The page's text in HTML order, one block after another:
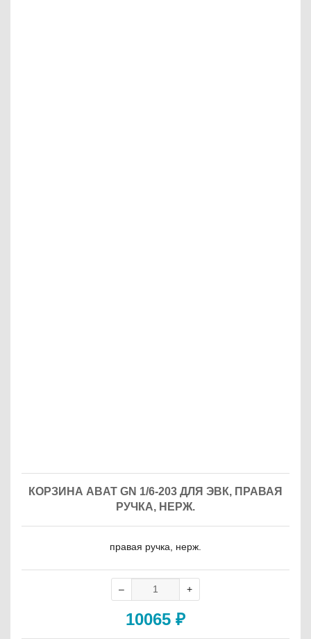
КОРЗИНА ABAT GN 1/6-203 ДЛЯ ЭВК, ПРАВАЯ
РУЧКА, НЕРЖ.
правая ручка, нерж.
10065 ₽